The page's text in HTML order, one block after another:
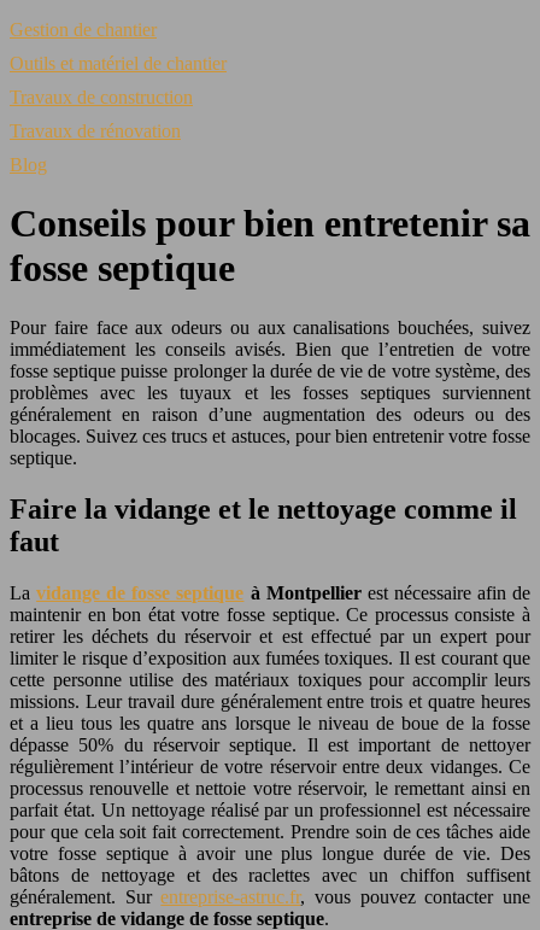
Gestion de chantier
Outils et matériel de chantier
Travaux de construction
Travaux de rénovation
Blog
Conseils pour bien entretenir sa
fosse septique
Pour faire face aux odeurs ou aux canalisations bouchées, suivez
immédiatement les conseils avisés. Bien que l’entretien de votre
fosse septique puisse prolonger la durée de vie de votre système, des
problèmes avec les tuyaux et les fosses septiques surviennent
généralement en raison d’une augmentation des odeurs ou des
blocages. Suivez ces trucs et astuces, pour bien entretenir votre fosse
septique.
Faire la vidange et le nettoyage comme il
faut
Lavidange de fosse septique à Montpellierest nécessaire afin de
maintenir en bon état votre fosse septique. Ce processus consiste à
retirer les déchets du réservoir et est effectué par un expert pour
limiter le risque d’exposition aux fumées toxiques. Il est courant que
cette personne utilise des matériaux toxiques pour accomplir leurs
missions. Leur travail dure généralement entre trois et quatre heures
et a lieu tous les quatre ans lorsque le niveau de boue de la fosse
dépasse 50% du réservoir septique. Il est important de nettoyer
régulièrement l’intérieur de votre réservoir entre deux vidanges. Ce
processus renouvelle et nettoie votre réservoir, le remettant ainsi en
parfait état. Un nettoyage réalisé par un professionnel est nécessaire
pour que cela soit fait correctement. Prendre soin de ces tâches aide
votre fosse septique à avoir une plus longue durée de vie. Des
bâtons de nettoyage et des raclettes avec un chiffon suffisent
généralement. Surentreprise-astruc.fr, vous pouvez contacter une
entreprise de vidange de fosse septique.